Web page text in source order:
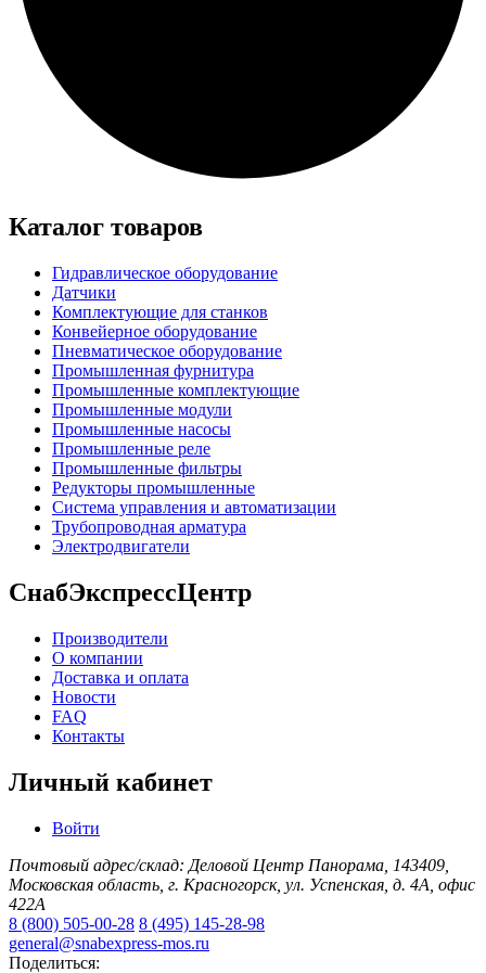
Каталог товаров
Гидравлическое оборудование
Датчики
Комплектующие для станков
Конвейерное оборудование
Пневматическое оборудование
Промышленная фурнитура
Промышленные комплектующие
Промышленные модули
Промышленные насосы
Промышленные реле
Промышленные фильтры
Редукторы промышленные
Система управления и автоматизации
Трубопроводная арматура
Электродвигатели
СнабЭкспрессЦентр
Производители
О компании
Доставка и оплата
Новости
FAQ
Контакты
Личный кабинет
Войти
Почтовый адрес/склад: Деловой Центр Панорама, 143409,
Московская область, г. Красногорск, ул. Успенская, д. 4А, офис
422А
8 (800) 505-00-28 8 (495) 145-28-98
general@snabexpress-mos.ru
Поделиться: